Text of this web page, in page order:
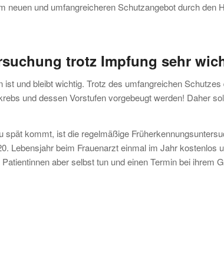
neuen und umfangreicheren Schutzangebot durch den
trotz Impfung sehr
und bleibt wichtig. Trotz des umfangreichen Schutzes
und dessen Vorstufen vorgebeugt werden! Daher
kommt, ist die regelmäßige
Lebensjahr beim Frauenarzt einmal im Jahr kostenlos
aber selbst tun und einen Termin bei ihrem